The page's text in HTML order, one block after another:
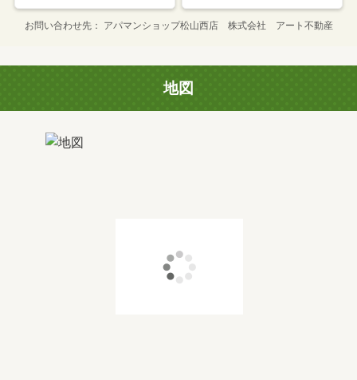
お問い合わせ先 アパマンショップ松山西店 株式会社 アート不動産
地図